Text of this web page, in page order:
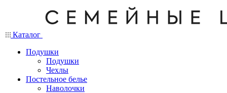
Каталог
Подушки
Подушки
Чехлы
Постельное белье
Наволочки